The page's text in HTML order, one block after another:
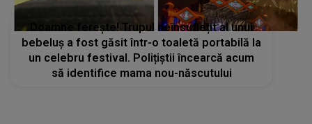
Doamne ferește! Trupul neînsuflețit al unui
bebeluș a fost găsit într-o toaletă portabilă la
un celebru festival. Polițiștii încearcă acum
să identifice mama nou-născutului